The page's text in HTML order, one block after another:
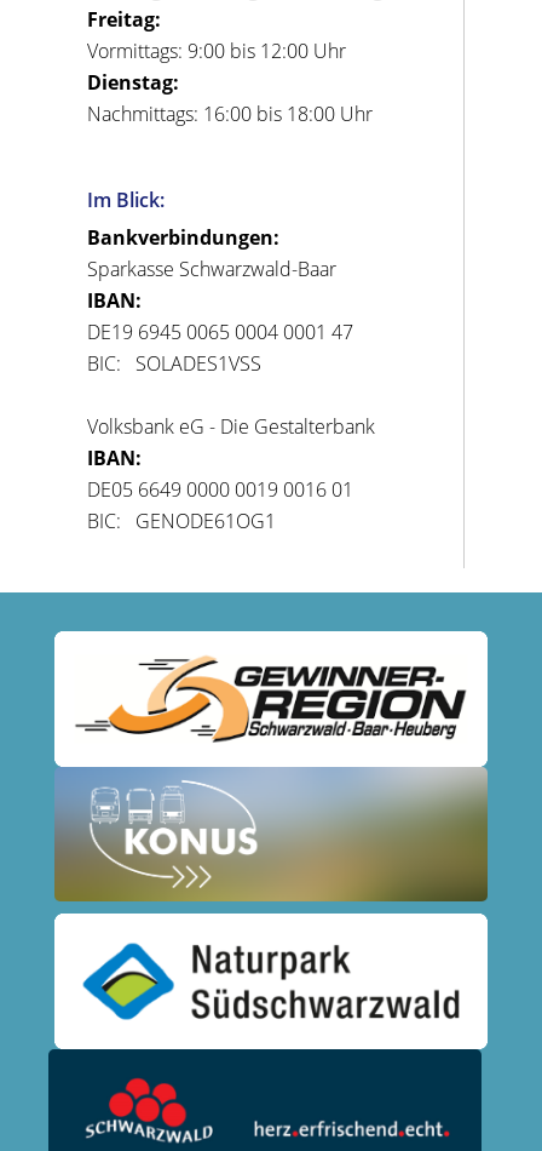
Freitag:
Vormittags: 9:00 bis 12:00 Uhr
Dienstag:
Nachmittags: 16:00 bis 18:00 Uhr
Im Blick:
Bankverbindungen:
Sparkasse Schwarzwald-Baar
IBAN:
DE19 6945 0065 0004 0001 47
BIC: SOLADES1VSS
Volksbank eG - Die Gestalterbank
IBAN:
DE05 6649 0000 0019 0016 01
BIC: GENODE61OG1